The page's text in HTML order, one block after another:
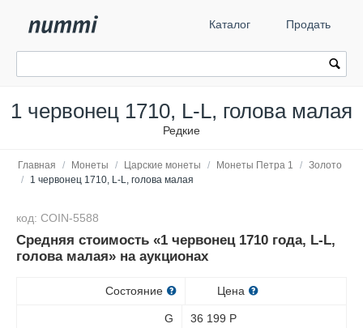
Каталог Продать
1 червонец 1710, L-L, голова малая
Редкие
Главная / Монеты / Царские монеты / Монеты Петра 1 / Золото
/
1 червонец 1710, L-L, голова малая
код: COIN-5588
Средняя стоимость «1 червонец 1710 года, L-L,
голова малая» на аукционах
Состояние Цена
G 36 199 Р